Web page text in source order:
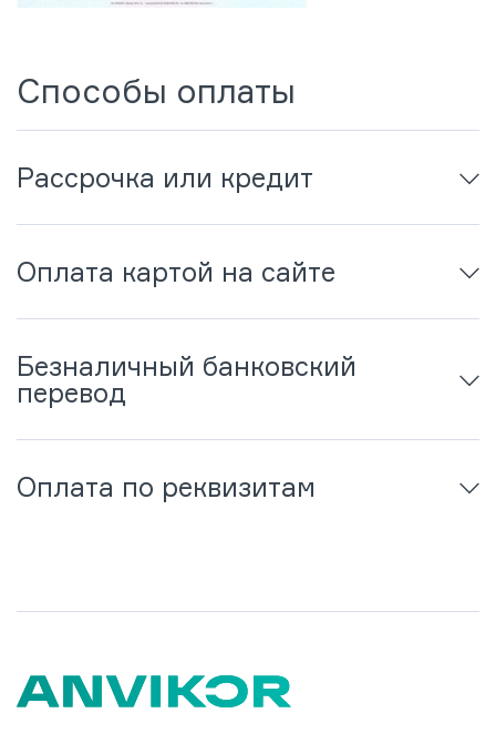
Способы оплаты
Рассрочка или кредит
Оплата картой на сайте
Безналичный банковский
перевод
Оплата по реквизитам